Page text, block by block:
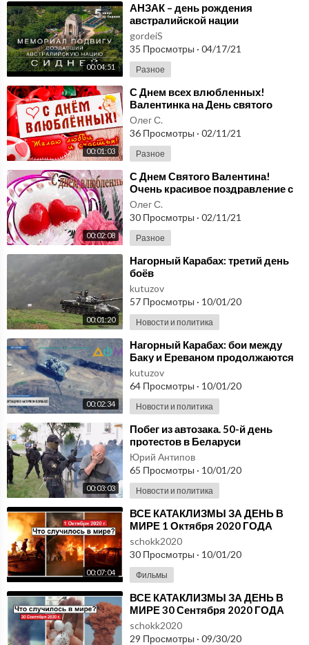
00:04:51
⁣АНЗАК – день рождения
австралийской нации
gordeiS
35 Просмотры · 04/17/21
Разное
00:01:03
⁣С Днем всех влюбленных!
Валентинка на День святого
Валентина 14 февраля!
Олег С.
36 Просмотры · 02/11/21
Разное
00:02:08
⁣С Днем Святого Валентина!
Очень красивое поздравление с
днем святого Валентина.
Олег С.
30 Просмотры · 02/11/21
Разное
00:01:20
⁣Нагорный Карабах: третий день
боёв
kutuzov
57 Просмотры · 10/01/20
Новости и политика
00:02:34
⁣Нагорный Карабах: бои между
Баку и Ереваном продолжаются
пятый день
kutuzov
64 Просмотры · 10/01/20
Новости и политика
00:03:03
⁣Побег из автозака. 50-й день
протестов в Беларуси
Юрий Антипов
65 Просмотры · 10/01/20
Новости и политика
00:07:04
⁣ВСЕ КАТАКЛИЗМЫ ЗА ДЕНЬ В
МИРЕ 1 Октября 2020 ГОДА
#ДрожьЗемли #Катаклизмы
schokk2020
30 Просмотры · 10/01/20
Фильмы
⁣ВСЕ КАТАКЛИЗМЫ ЗА ДЕНЬ В
МИРЕ 30 Сентября 2020 ГОДА
#ДрожьЗемли #Катаклизмы
schokk2020
29 Просмотры · 09/30/20